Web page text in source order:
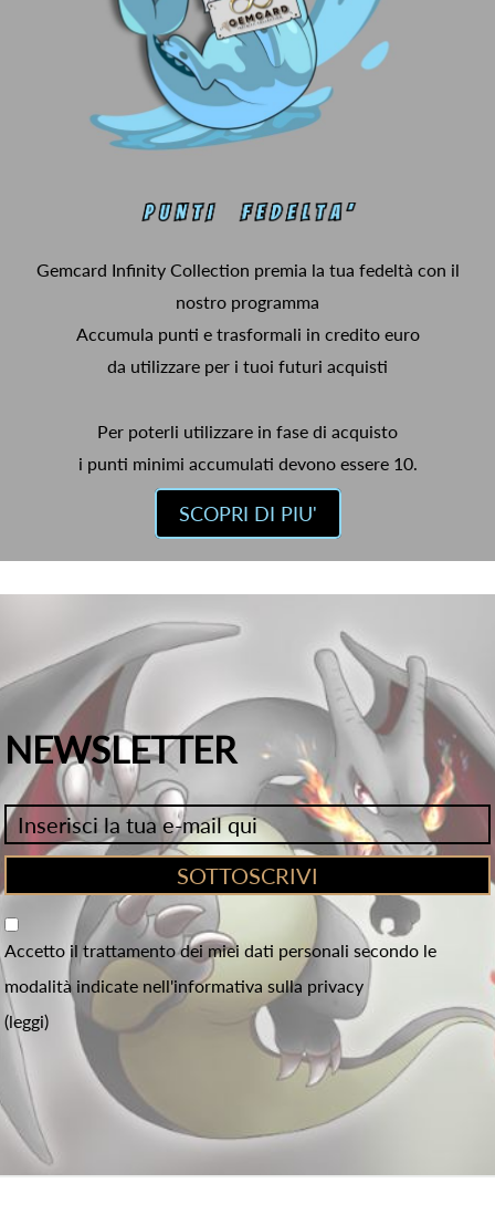
Gemcard Infinity Collection premia la tua fedeltà con il
nostro programma
Accumula punti e trasformali in credito euro
da utilizzare per i tuoi futuri acquisti
Per poterli utilizzare in fase di acquisto
i punti minimi accumulati devono essere 10.
SCOPRI DI PIU'
NEWSLETTER
Accetto il trattamento dei miei dati personali secondo le
modalità indicate nell'informativa sulla privacy
(leggi)